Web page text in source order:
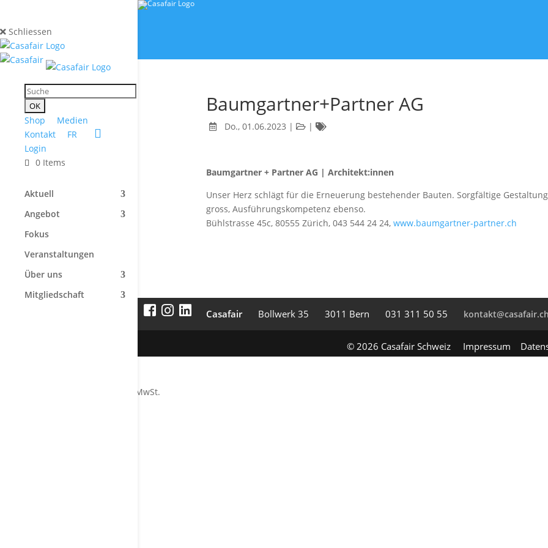
Schliessen
Shop
Medien
Kontakt
FR
Login
0 Items
Aktuell
Angebot
Fokus
Veranstaltungen
Über uns
Mitgliedschaft
Baumgartner+Partner AG
Do., 01.06.2023 | |
Baumgartner + Partner AG | Architekt:innen
Unser Herz schlägt für die Erneuerung bestehender Bauten. Sorgfältige
gross, Ausführungskompetenz ebenso.
Bühlstrasse 45c, 80555 Zürich, 043 544 24 24, www.baumgartner-partner.ch
Casafair Boll­werk 35 3011 Bern 031 311 50 55 kontakt@casafair.ch
© 2026 Casafair Schweiz Impressum
Alle Preise inkl. der gesetzlichen MwSt.